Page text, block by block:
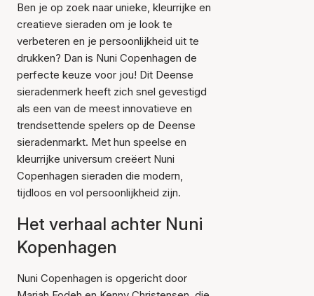
Ben je op zoek naar unieke, kleurrijke en
creatieve sieraden om je look te
verbeteren en je persoonlijkheid uit te
drukken? Dan is Nuni Copenhagen de
perfecte keuze voor jou! Dit Deense
sieradenmerk heeft zich snel gevestigd
als een van de meest innovatieve en
trendsettende spelers op de Deense
sieradenmarkt. Met hun speelse en
kleurrijke universum creëert Nuni
Copenhagen sieraden die modern,
tijdloos en vol persoonlijkheid zijn.
Het verhaal achter Nuni
Kopenhagen
Nuni Copenhagen is opgericht door